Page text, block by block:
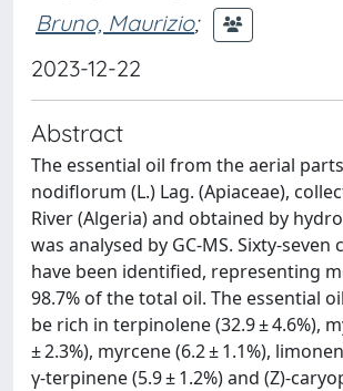
Bruno, Maurizio;
2023-12-22
Abstract
The essential oil from the aerial
nodiflorum (L.) Lag. (Apiaceae),
River (Algeria) and obtained by
was analysed by GC-MS. Sixty-seven
have been identified, representing
98.7% of the total oil. The essential
be rich in terpinolene (32.9 ± 4.6%),
± 2.3%), myrcene (6.2 ± 1.1%),
γ-terpinene (5.9 ± 1.2%) and (Z)-